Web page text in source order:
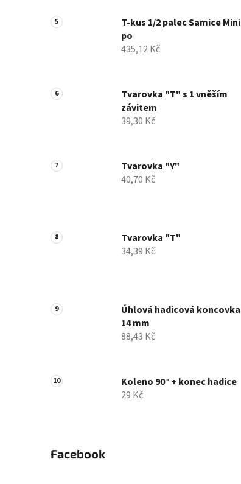
T-kus 1/2 palec Samice Mini
po
435,12 Kč
Tvarovka "T" s 1 vněším
závitem
39,30 Kč
Tvarovka "Y"
40,70 Kč
Tvarovka "T"
34,39 Kč
Úhlová hadicová koncovka
14 mm
88,43 Kč
Koleno 90° + konec hadice
29 Kč
Facebook